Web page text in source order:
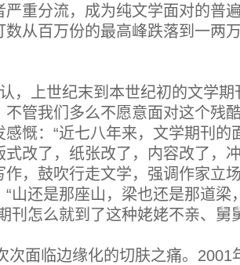
严重分流，成为纯文学面对的普
数从百万份的最高峰跌落到一两
，上世纪末到本世纪初的文学期
不管我们多么不愿意面对这个残
感慨：“近七八年来，文学期刊的
式改了，纸张改了，内容改了，
作，鼓吹行走文学，强调作家立
“山还是那座山，梁也还是那道梁
刊怎么就到了这种姥姥不亲、舅
面临边缘化的切肤之痛。2001